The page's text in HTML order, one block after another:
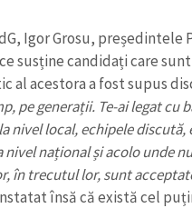
Igor Grosu, președintele
susține candidați care
al acestora a fost supus
pe generații. Te-ai legat cu
local, echipele discută,
național și acolo unde
în trecutul lor, sunt
însă că există cel